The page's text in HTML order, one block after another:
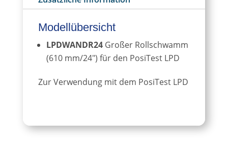
Modellübersicht
LPDWANDR24Großer Rollschwamm
(610 mm/24″) für den PosiTest LPD
Zur Verwendung mit dem PosiTest LPD